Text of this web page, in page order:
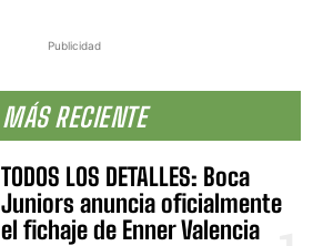
Publicidad
MÁS RECIENTE
TODOS LOS DETALLES: Boca
Juniors anuncia oficialmente
el fichaje de Enner Valencia